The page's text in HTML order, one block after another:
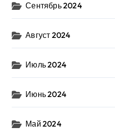
Сентябрь 2024
Август 2024
Июль 2024
Июнь 2024
Май 2024